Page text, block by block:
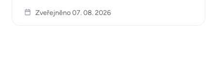
Zveřejněno 07. 08. 2026